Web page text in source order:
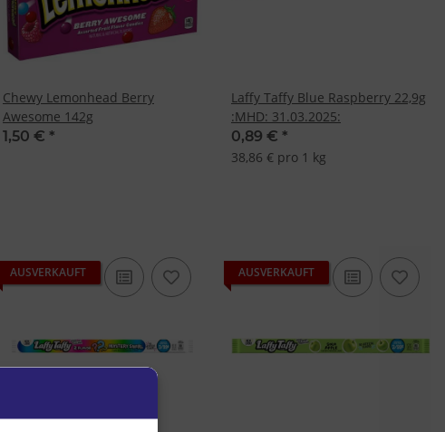
Chewy Lemonhead Berry
Awesome 142g
1,50 € *
Laffy Taffy Blue Raspberry 22,9g
:MHD: 31.03.2025:
0,89 € *
38,86 € pro 1 kg
AUSVERKAUFT AUSVERKAUFT